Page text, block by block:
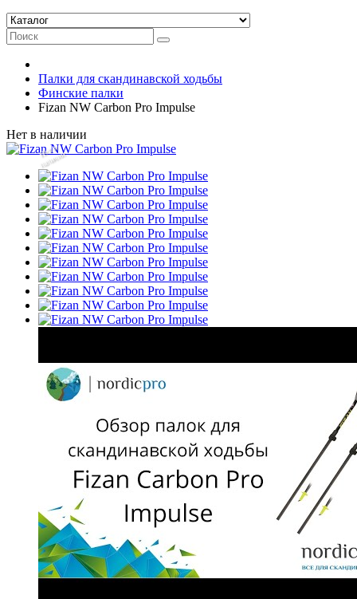
Палки для скандинавской ходьбы
Финские палки
Fizan NW Carbon Pro Impulse
Нет
в
на
л
и
ч
и
и
Нет в наличии